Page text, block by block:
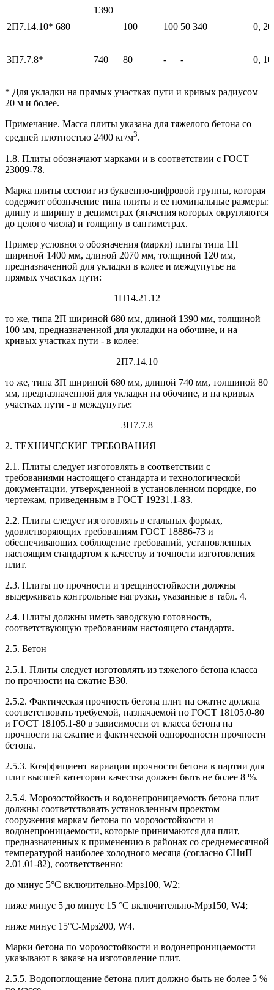
680
1390
340
2П7.14.10* 100 100 50 0, 20
3П7.7.8* 740 80 - - 0, 10
* Для укладки на прямых участках пути и кривых радиусом
20 м и более.
Примечание. Масса плиты указана для тяжелого бетона со
средней плотностью 2400 кг/м3.
1.8. Плиты обозначают марками и в соответствии с ГОСТ
23009-78.
Марка плиты состоит из буквенно-цифровой группы, которая
содержит обозначение типа плиты и ее номинальные размеры:
длину и ширину в дециметрах (значения которых округляются
до целого числа) и толщину в сантиметрах.
Пример условного обозначения (марки) плиты типа 1П
шириной 1400 мм, длиной 2070 мм, толщиной 120 мм,
предназначенной для укладки в колее и междупутье на
прямых участках пути:
1П14.21.12
то же, типа 2П шириной 680 мм, длиной 1390 мм, толщиной
100 мм, предназначенной для укладки на обочине, и на
кривых участках пути - в колее:
2П7.14.10
то же, типа 3П шириной 680 мм, длиной 740 мм, толщиной 80
мм, предназначенной для укладки на обочине, и на кривых
участках пути - в междупутье:
3П7.7.8
2. ТЕХНИЧЕСКИЕ ТРЕБОВАНИЯ
2.1. Плиты следует изготовлять в соответствии с
требованиями настоящего стандарта и технологической
документации, утвержденной в установленном порядке, по
чертежам, приведенным в ГОСТ 19231.1-83.
2.2. Плиты следует изготовлять в стальных формах,
удовлетворяющих требованиям ГОСТ 18886-73 и
обеспечивающих соблюдение требований, установленных
настоящим стандартом к качеству и точности изготовления
плит.
2.3. Плиты по прочности и трещиностойкости должны
выдерживать контрольные нагрузки, указанные в табл. 4.
2.4. Плиты должны иметь заводскую готовность,
соответствующую требованиям настоящего стандарта.
2.5. Бетон
2.5.1. Плиты следует изготовлять из тяжелого бетона класса
по прочности на сжатие В30.
2.5.2. Фактическая прочность бетона плит на сжатие должна
соответствовать требуемой, назначаемой по ГОСТ 18105.0-80
и ГОСТ 18105.1-80 в зависимости от класса бетона на
прочности на сжатие и фактической однородности прочности
бетона.
2.5.3. Коэффициент вариации прочности бетона в партии для
плит высшей категории качества должен быть не более 8 %.
2.5.4. Морозостойкость и водонепроницаемость бетона плит
должны соответствовать установленным проектом
сооружения маркам бетона по морозостойкости и
водонепроницаемости, которые принимаются для плит,
предназначенных к применению в районах со среднемесячной
температурой наиболее холодного месяца (согласно СНиП
2.01.01-82), соответственно:
до минус 5°С включительно-Мрз100, W2;
ниже минус 5 до минус 15 °С включительно-Мрз150, W4;
ниже минус 15°С-Мрз200, W4.
Марки бетона по морозостойкости и водонепроницаемости
указывают в заказе на изготовление плит.
2.5.5. Водопоглощение бетона плит должно быть не более 5 %